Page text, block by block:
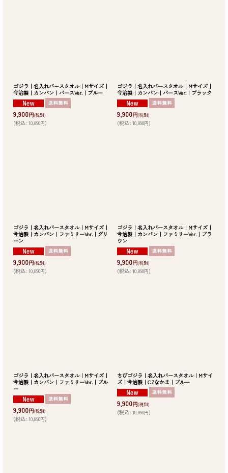
ゴジラ｜名入れバースタオル｜Mサイズ｜
今治製｜カンバン｜バースVer.｜ブルー
9,900円(税別)
(税込: 10,890円)
ゴジラ｜名入れバースタオル｜Mサイズ｜
今治製｜カンバン｜バースVer.｜ブラック
9,900円(税別)
(税込: 10,890円)
ゴジラ｜名入れバースタオル｜Mサイズ｜
今治製｜カンバン｜ファミリーVer.｜グリ
ーン
9,900円(税別)
(税込: 10,890円)
ゴジラ｜名入れバースタオル｜Mサイズ｜
今治製｜カンバン｜ファミリーVer.｜ブラ
ウン
9,900円(税別)
(税込: 10,890円)
ゴジラ｜名入れバースタオル｜Mサイズ｜
今治製｜カンバン｜ファミリーVer.｜ブル
ー
9,900円(税別)
(税込: 10,890円)
ちびゴジラ｜名入れバースタオル｜Mサイ
ズ｜今治製｜CZなかま｜ブルー
9,900円(税別)
(税込: 10,890円)